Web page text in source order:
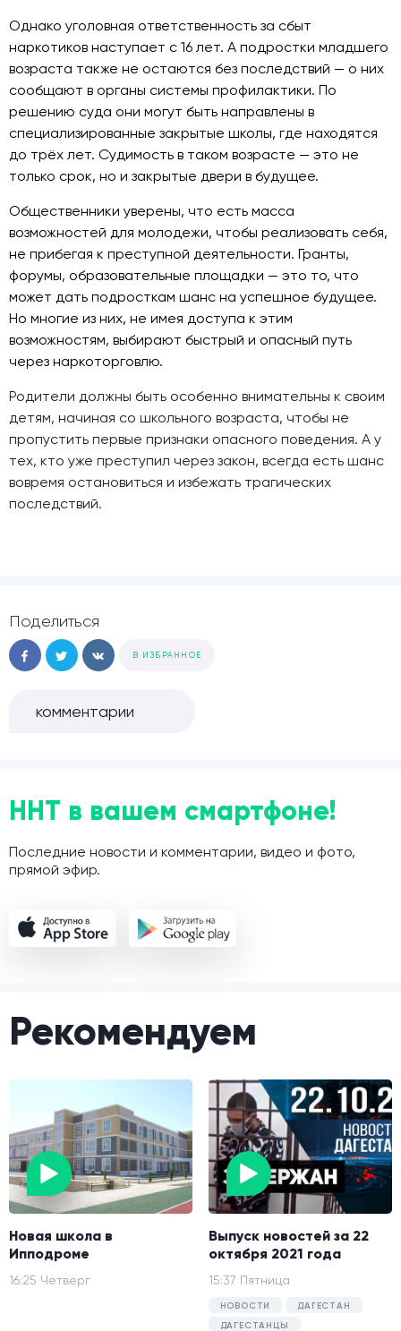
Однако уголовная ответственность за сбыт
наркотиков наступает с 16 лет. А подростки младшего
возраста также не остаются без последствий — о них
сообщают в органы системы профилактики. По
решению суда они могут быть направлены в
специализированные закрытые школы, где находятся
до трёх лет. Судимость в таком возрасте — это не
только срок, но и закрытые двери в будущее.
Общественники уверены, что есть масса
возможностей для молодежи, чтобы реализовать себя,
не прибегая к преступной деятельности. Гранты,
форумы, образовательные площадки — это то, что
может дать подросткам шанс на успешное будущее.
Но многие из них, не имея доступа к этим
возможностям, выбирают быстрый и опасный путь
через наркоторговлю.
Родители должны быть особенно внимательны к своим
детям, начиная со школьного возраста, чтобы не
пропустить первые признаки опасного поведения. А у
тех, кто уже преступил через закон, всегда есть шанс
вовремя остановиться и избежать трагических
последствий.
Поделиться
В ИЗБРАННОЕ
комментарии
ННТ в вашем смартфоне!
Последние новости и комментарии, видео и фото,
прямой эфир.
Рекомендуем
Новая школа в
Ипподроме
16:25 Четверг
Выпуск новостей за 22
октября 2021 года
15:37 Пятница
НОВОСТИ
ДАГЕСТАН
ДАГЕСТАНЦЫ